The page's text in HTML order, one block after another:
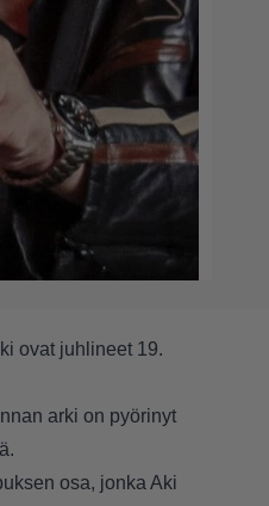
ovat juhlineet 19.
arki on pyörinyt
osa, jonka Aki